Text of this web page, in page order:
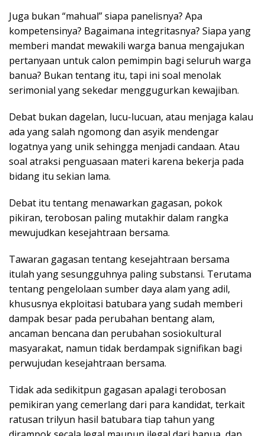
Juga bukan “mahual” siapa panelisnya? Apa
kompetensinya? Bagaimana integritasnya? Siapa yang
memberi mandat mewakili warga banua mengajukan
pertanyaan untuk calon pemimpin bagi seluruh warga
banua? Bukan tentang itu, tapi ini soal menolak
serimonial yang sekedar menggugurkan kewajiban.
Debat bukan dagelan, lucu-lucuan, atau menjaga kalau
ada yang salah ngomong dan asyik mendengar
logatnya yang unik sehingga menjadi candaan. Atau
soal atraksi penguasaan materi karena bekerja pada
bidang itu sekian lama.
Debat itu tentang menawarkan gagasan, pokok
pikiran, terobosan paling mutakhir dalam rangka
mewujudkan kesejahtraan bersama.
Tawaran gagasan tentang kesejahtraan bersama
itulah yang sesungguhnya paling substansi. Terutama
tentang pengelolaan sumber daya alam yang adil,
khususnya ekploitasi batubara yang sudah memberi
dampak besar pada perubahan bentang alam,
ancaman bencana dan perubahan sosiokultural
masyarakat, namun tidak berdampak signifikan bagi
perwujudan kesejahtraan bersama.
Tidak ada sedikitpun gagasan apalagi terobosan
pemikiran yang cemerlang dari para kandidat, terkait
ratusan trilyun hasil batubara tiap tahun yang